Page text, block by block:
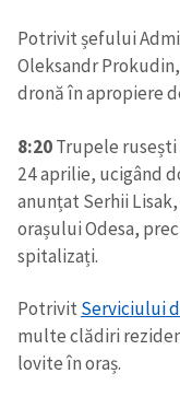
Potrivit șefului
Oleksandr
dronă în apropiere
8:20Trupele rusești
24 aprilie, ucigând
anunțat Serhii
orașului Odesa,
spitalizați.
Potrivit Serviciului
multe clădiri
lovite în oraș.